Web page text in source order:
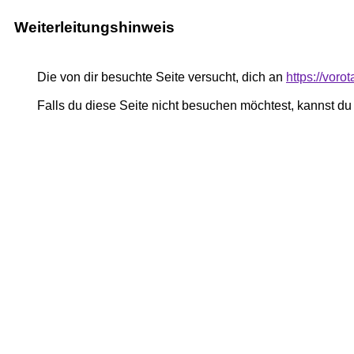
Weiterleitungshinweis
Die von dir besuchte Seite versucht, dich an https://
Falls du diese Seite nicht besuchen möchtest, kannst du